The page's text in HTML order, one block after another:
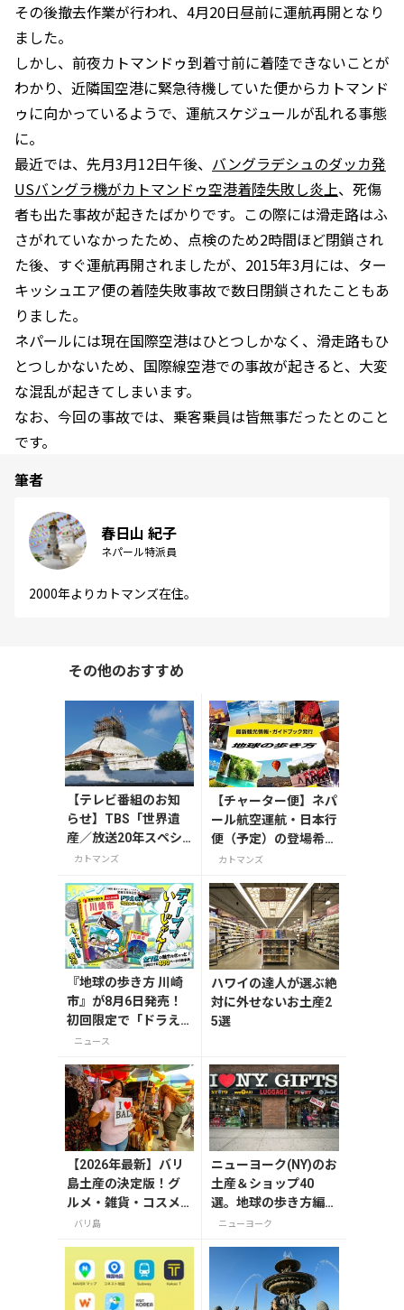
その後撤去作業が行われ、4月20日昼前に運航再開となり
ました。
しかし、前夜カトマンドゥ到着寸前に着陸できないことが
わかり、近隣国空港に緊急待機していた便からカトマンド
ゥに向かっているようで、運航スケジュールが乱れる事態
に。
最近では、先月3月12日午後、 バングラデシュのダッカ発
USバングラ機がカトマンドゥ空港着陸失敗し炎上、死傷
者も出た事故が起きたばかりです。この際には滑走路はふ
さがれていなかったため、点検のため2時間ほど閉鎖され
た後、すぐ運航再開されましたが、2015年3月には、ター
キッシュエア便の着陸失敗事故で数日閉鎖されたこともあ
りました。
ネパールには現在国際空港はひとつしかなく、滑走路もひ
とつしかないため、国際線空港での事故が起きると、大変
な混乱が起きてしまいます。
なお、今回の事故では、乗客乗員は皆無事だったとのこと
です。
筆者
春日山 紀子
ネパール特派員
2000年よりカトマンズ在住。
その他のおすすめ
【テレビ番組のお知
らせ】TBS「世界遺
産／放送20年スペシ
ャルI 自然が変えた
カトマンズ
【チャーター便】ネパ
ール航空運航・日本行
便（予定）の登場希望
調査について、ほか
カトマンズ
『地球の歩き方 川崎
市』が8月6日発売！
初回限定で「ドラえ
もん」描き下ろし特
ニュース
ハワイの達人が選ぶ絶
対に外せないお土産2
5選
【2026年最新】バリ
島土産の決定版！グ
ルメ・雑貨・コスメ
のおすすめ20選
バリ島
ニューヨーク(NY)のお
土産＆ショップ40
選。地球の歩き方編集
者セレクト！
ニューヨーク